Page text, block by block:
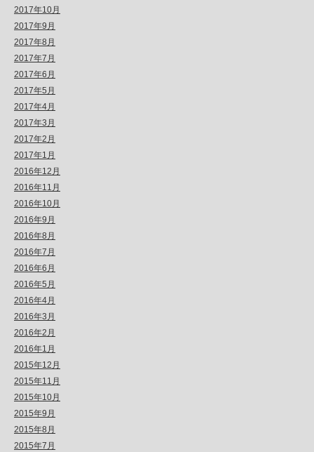
2017年10月
2017年9月
2017年8月
2017年7月
2017年6月
2017年5月
2017年4月
2017年3月
2017年2月
2017年1月
2016年12月
2016年11月
2016年10月
2016年9月
2016年8月
2016年7月
2016年6月
2016年5月
2016年4月
2016年3月
2016年2月
2016年1月
2015年12月
2015年11月
2015年10月
2015年9月
2015年8月
2015年7月